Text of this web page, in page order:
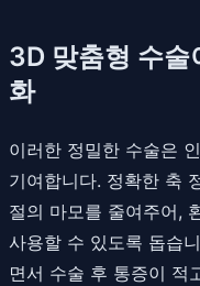
3D 맞춤형 수술
화
이러한 정밀한 수술은
기여합니다. 정확한 축
절의 마모를 줄여주어,
사용할 수 있도록 돕습
면서 수술 후 통증이 적